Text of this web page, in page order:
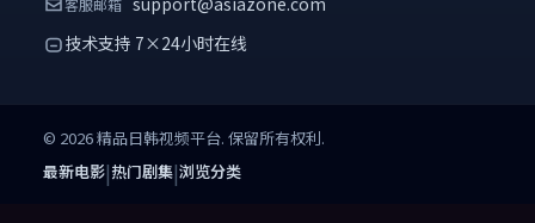
技术支持 7×24小时在线
© 2026精品日韩视频平台. 保留所有权利.
最新电影|热门剧集|浏览分类